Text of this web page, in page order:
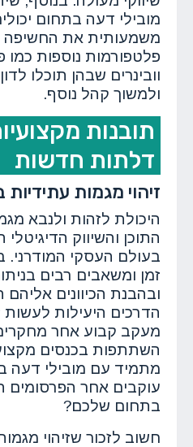
מובילי דעה בתחום
משמעותית את
פלטפורמות נוספות כמו
וובינרים שבהן תוכלו
ולמשוך קהל נוסף.
תובנות
דלתות חדשות
זיהוי מגמות
היכולת לזהות ולנבא
התוכן והשיווק
בעולם העסקי המודרני.
זמן ומשאבים רבים
ובהבנת הכיוונים
הדרכים היעילות
מעקב קבוע אחר מחקרים
השתתפות בכנסים
מתמיד עם מובילי
עוקבים אחר הפרסומים
בתחום שלכם?
חשוב לזכור שזיהוי